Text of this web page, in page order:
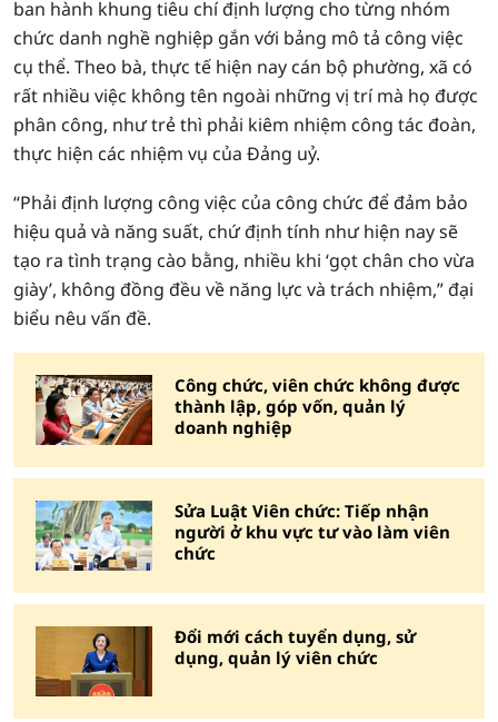
ban hành khung tiêu chí định lượng cho từng nhóm
chức danh nghề nghiệp gắn với bảng mô tả công việc
cụ thể. Theo bà, thực tế hiện nay cán bộ phường, xã có
rất nhiều việc không tên ngoài những vị trí mà họ được
phân công, như trẻ thì phải kiêm nhiệm công tác đoàn,
thực hiện các nhiệm vụ của Đảng uỷ.
“Phải định lượng công việc của công chức để đảm bảo
hiệu quả và năng suất, chứ định tính như hiện nay sẽ
tạo ra tình trạng cào bằng, nhiều khi ‘gọt chân cho vừa
giày’, không đồng đều về năng lực và trách nhiệm,” đại
biểu nêu vấn đề.
Công chức, viên chức không được
thành lập, góp vốn, quản lý
doanh nghiệp
Sửa Luật Viên chức: Tiếp nhận
người ở khu vực tư vào làm viên
chức
Đổi mới cách tuyển dụng, sử
dụng, quản lý viên chức